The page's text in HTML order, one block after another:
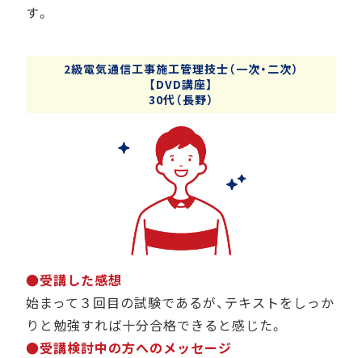
す。
2級電気通信工事施工管理技士（一次・二次）
【DVD講座】
30代（長野）
●受講した感想
始まって３回目の試験であるが、テキストをしっか
りと勉強すれば十分合格できると感じた。
●受講検討中の方へのメッセージ